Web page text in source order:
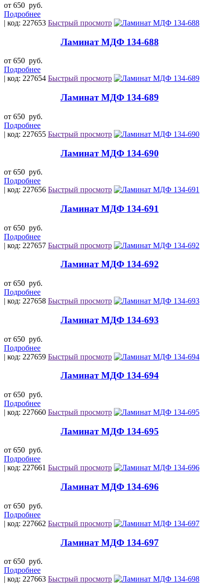
от 650 руб.
Подробнее
| код: 227653 Быстрый просмотр
Ламинат МДФ 134-688
от 650 руб.
Подробнее
| код: 227654 Быстрый просмотр
Ламинат МДФ 134-689
от 650 руб.
Подробнее
| код: 227655 Быстрый просмотр
Ламинат МДФ 134-690
от 650 руб.
Подробнее
| код: 227656 Быстрый просмотр
Ламинат МДФ 134-691
от 650 руб.
Подробнее
| код: 227657 Быстрый просмотр
Ламинат МДФ 134-692
от 650 руб.
Подробнее
| код: 227658 Быстрый просмотр
Ламинат МДФ 134-693
от 650 руб.
Подробнее
| код: 227659 Быстрый просмотр
Ламинат МДФ 134-694
от 650 руб.
Подробнее
| код: 227660 Быстрый просмотр
Ламинат МДФ 134-695
от 650 руб.
Подробнее
| код: 227661 Быстрый просмотр
Ламинат МДФ 134-696
от 650 руб.
Подробнее
| код: 227662 Быстрый просмотр
Ламинат МДФ 134-697
от 650 руб.
Подробнее
| код: 227663 Быстрый просмотр